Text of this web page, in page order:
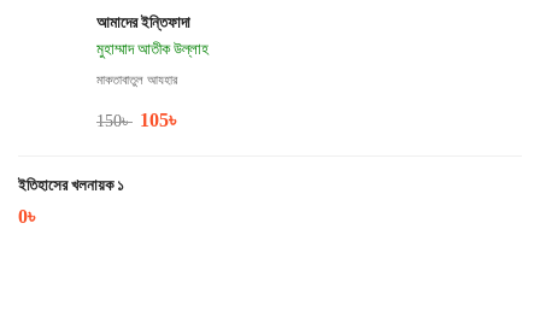
আমাদের ইন্তিফাদা
মুহাম্মাদ আতীক উল্লাহ
মাকতাবাতুল আযহার
150৳ 105৳
ইতিহাসের খলনায়ক ১
0৳